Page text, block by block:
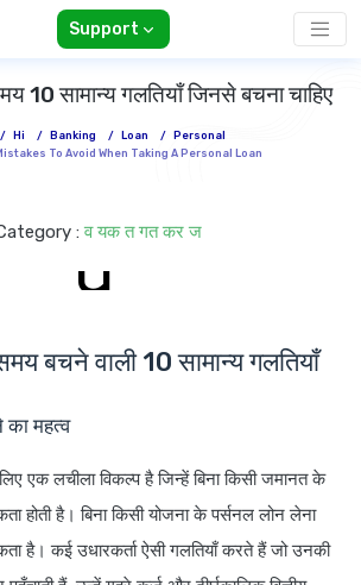
Support
10 सामान्य गलतियाँ जिनसे बचना चाहिए
/ Hi / Banking / Loan /
Personal
To Avoid When Taking A Personal Loan
:व यक त गत कर ज
बचने वाली 10 सामान्य गलतियाँ
महत्व
एक लचीला विकल्प है जिन्हें बिना किसी जमानत के
होती है। बिना किसी योजना के पर्सनल लोन लेना
है। कई उधारकर्ता ऐसी गलतियाँ करते हैं जो उनकी